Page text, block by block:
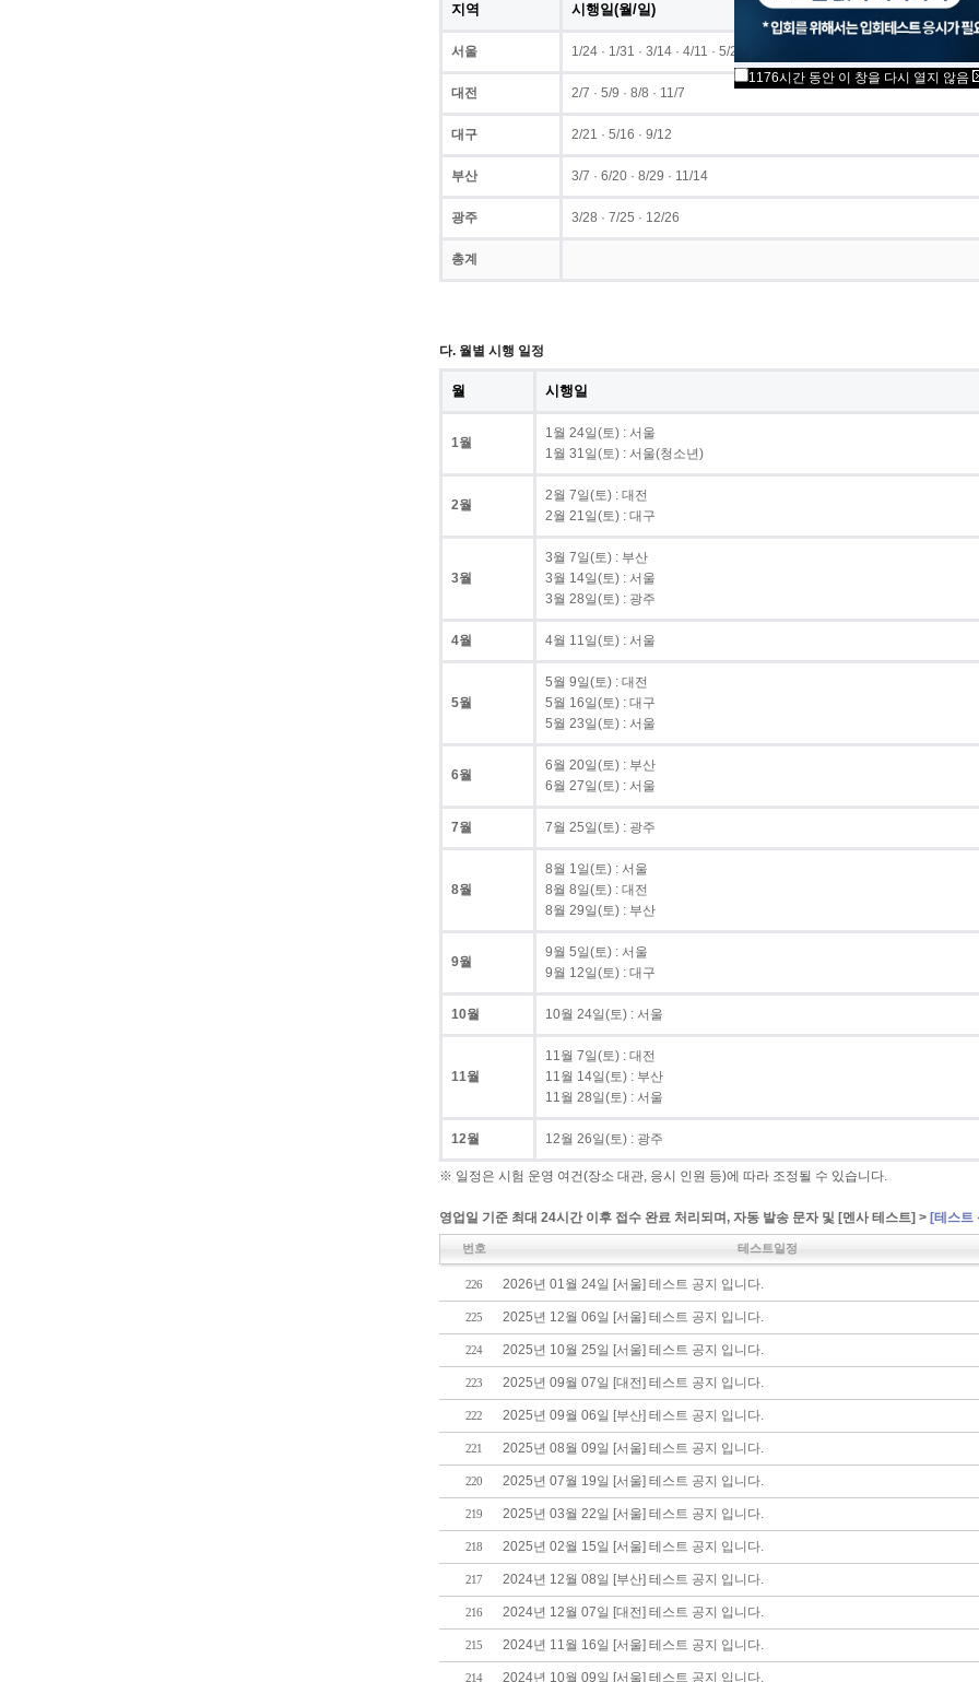
지역 시행일(월/일)
서울 1/24 · 1/31 · 3/14 · 4/11 · 5/23 · 6/27 · 8/1 · 9/5 · 10/24 · 11/28
대전 2/7 · 5/9 · 8/8 · 11/7
대구 2/21 · 5/16 · 9/12
부산 3/7 · 6/20 · 8/29 · 11/14
광주 3/28 · 7/25 · 12/26
총계
다. 월별 시행 일정
월 시행일
1월
1월 24일(토) : 서울
1월 31일(토) : 서울(청소년)
2월
2월 7일(토) : 대전
2월 21일(토) : 대구
3월
3월 7일(토) : 부산
3월 14일(토) : 서울
3월 28일(토) : 광주
4월 4월 11일(토) : 서울
5월
5월 9일(토) : 대전
5월 16일(토) : 대구
5월 23일(토) : 서울
6월
6월 20일(토) : 부산
6월 27일(토) : 서울
7월 7월 25일(토) : 광주
8월
8월 1일(토) : 서울
8월 8일(토) : 대전
8월 29일(토) : 부산
9월
9월 5일(토) : 서울
9월 12일(토) : 대구
10월 10월 24일(토) : 서울
11월
11월 7일(토) : 대전
11월 14일(토) : 부산
11월 28일(토) : 서울
12월 12월 26일(토) : 광주
※ 일정은 시험 운영 여건(장소 대관, 응시 인원 등)에 따라 조정될 수 있습니다.
영업일 기준 최대 24시간 이후 접수 완료 처리되며, 자동 발송 문자 및 [멘사 테스트] > [테스트
번호 테스트일정
226 2026년 01월 24일 [서울] 테스트 공지 입니다.
225 2025년 12월 06일 [서울] 테스트 공지 입니다.
224 2025년 10월 25일 [서울] 테스트 공지 입니다.
223 2025년 09월 07일 [대전] 테스트 공지 입니다.
222 2025년 09월 06일 [부산] 테스트 공지 입니다.
221 2025년 08월 09일 [서울] 테스트 공지 입니다.
220 2025년 07월 19일 [서울] 테스트 공지 입니다.
219 2025년 03월 22일 [서울] 테스트 공지 입니다.
218 2025년 02월 15일 [서울] 테스트 공지 입니다.
217 2024년 12월 08일 [부산] 테스트 공지 입니다.
216 2024년 12월 07일 [대전] 테스트 공지 입니다.
215 2024년 11월 16일 [서울] 테스트 공지 입니다.
214 2024년 10월 09일 [서울] 테스트 공지 입니다.
1176시간 동안 이 창을 다시 열지 않음